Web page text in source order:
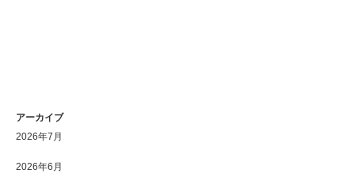
アーカイブ
2026年7月
2026年6月